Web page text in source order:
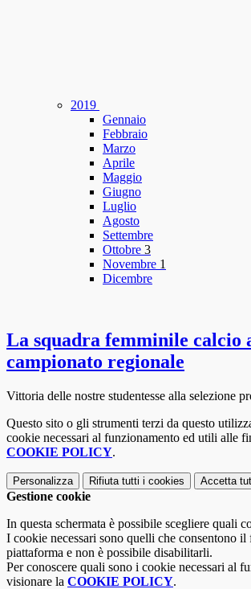
2019
Gennaio
Febbraio
Marzo
Aprile
Maggio
Giugno
Luglio
Agosto
Settembre
Ottobre 3
Novembre 1
Dicembre
La squadra femminile calcio
campionato regionale
Vittoria delle nostre studentesse alla selezione
Questo sito o gli strumenti terzi da questo
cookie necessari al funzionamento ed utili alle
COOKIE POLICY.
Personalizza Rifiuta tutti i cookies Accetta
Gestione cookie
In questa schermata è possibile scegliere quali
I cookie necessari sono quelli che consentono il
piattaforma e non è possibile disabilitarli.
Per conoscere quali sono i cookie necessari al
visionare la COOKIE POLICY.